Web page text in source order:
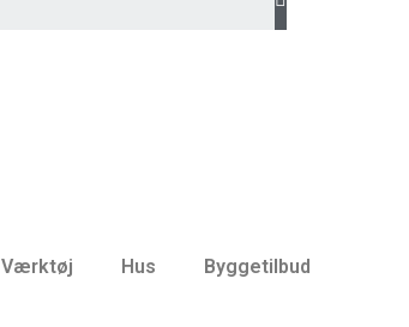
Værktøj Hus Byggetilbud